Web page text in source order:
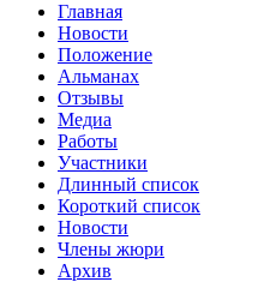
Главная
Новости
Положение
Альманах
Отзывы
Медиа
Работы
Участники
Длинный список
Короткий список
Новости
Члены жюри
Архив